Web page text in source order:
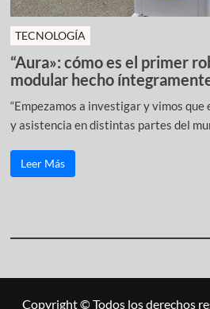
TECNOLOGÍA
“Aura»: cómo es el primer
modular hecho
“Empezamos a investigar y vimos
y asistencia en distintas partes del
Leer Más
Copyright © Todos los derechos